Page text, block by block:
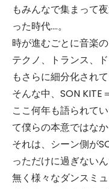
もみんなで集まって
った時代….。
時が進むごとに音楽
テクノ、トランス、
もさらに細分化され
そんな中、SON KITE
ここ何年も語られて
て僕らの本意ではなか
それは、シーン側が
っただけに過ぎない
無く様々なダンスミ